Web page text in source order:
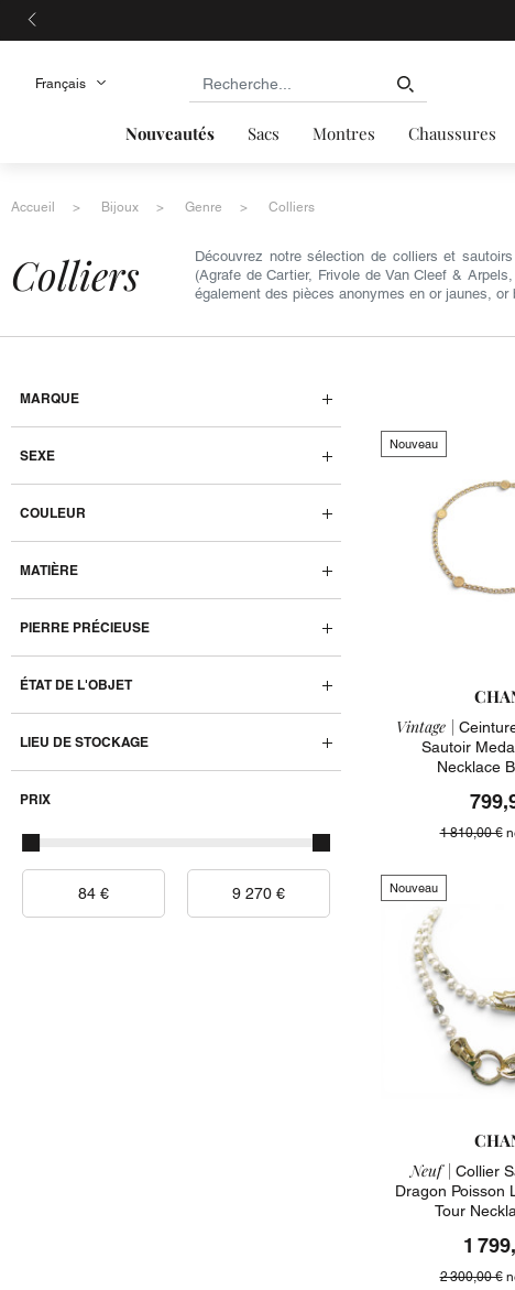
Nouveautés Sacs Montres Chaussures
Accueil Bijoux Genre Colliers
colliers
Découvrez notre sélection de colliers et
(Agrafe de Cartier, Frivole de Van Cleef &
également des pièces anonymes en or jaunes,
MARQUE
SEXE
COULEUR
MATIÈRE
PIERRE PRÉCIEUSE
ÉTAT DE L'OBJET
LIEU DE STOCKAGE
PRIX
Nouveau
Vintage |
Sautoir
Necklace
1 810,00 €
Nouveau
Neuf | Collier
Dragon Poisson
Tour
1
2 300,00 €